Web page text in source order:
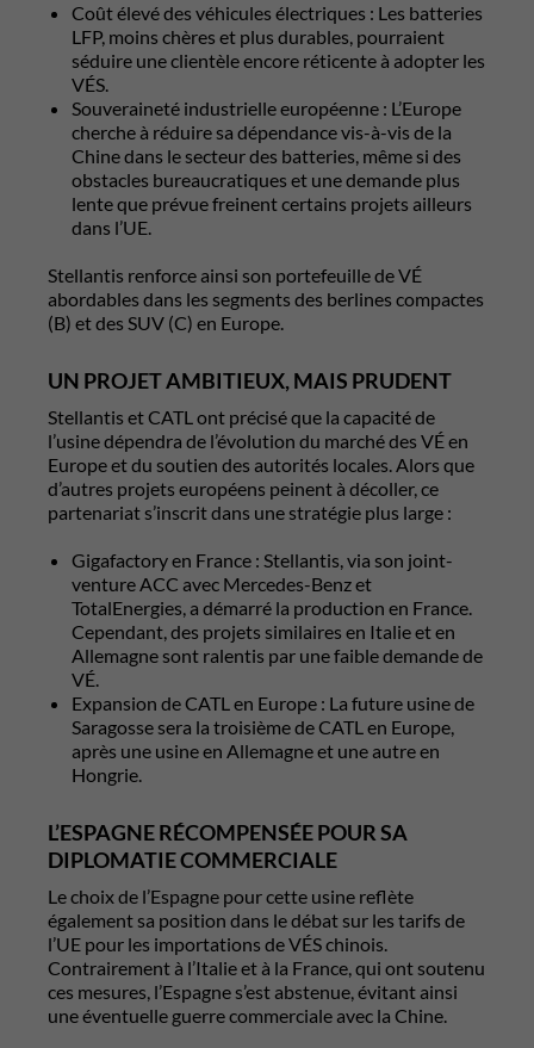
Coût élevé des véhicules électriques : Les batteries
LFP, moins chères et plus durables, pourraient
séduire une clientèle encore réticente à adopter les
VÉS.
Souveraineté industrielle européenne : L’Europe
cherche à réduire sa dépendance vis-à-vis de la
Chine dans le secteur des batteries, même si des
obstacles bureaucratiques et une demande plus
lente que prévue freinent certains projets ailleurs
dans l’UE.
Stellantis renforce ainsi son portefeuille de VÉ
abordables dans les segments des berlines compactes
(B) et des SUV (C) en Europe.
UN PROJET AMBITIEUX, MAIS PRUDENT
Stellantis et CATL ont précisé que la capacité de
l’usine dépendra de l’évolution du marché des VÉ en
Europe et du soutien des autorités locales. Alors que
d’autres projets européens peinent à décoller, ce
partenariat s’inscrit dans une stratégie plus large :
Gigafactory en France : Stellantis, via son joint-
venture ACC avec Mercedes-Benz et
TotalEnergies, a démarré la production en France.
Cependant, des projets similaires en Italie et en
Allemagne sont ralentis par une faible demande de
VÉ.
Expansion de CATL en Europe : La future usine de
Saragosse sera la troisième de CATL en Europe,
après une usine en Allemagne et une autre en
Hongrie.
L’ESPAGNE RÉCOMPENSÉE POUR SA
DIPLOMATIE COMMERCIALE
Le choix de l’Espagne pour cette usine reflète
également sa position dans le débat sur les tarifs de
l’UE pour les importations de VÉS chinois.
Contrairement à l’Italie et à la France, qui ont soutenu
ces mesures, l’Espagne s’est abstenue, évitant ainsi
une éventuelle guerre commerciale avec la Chine.